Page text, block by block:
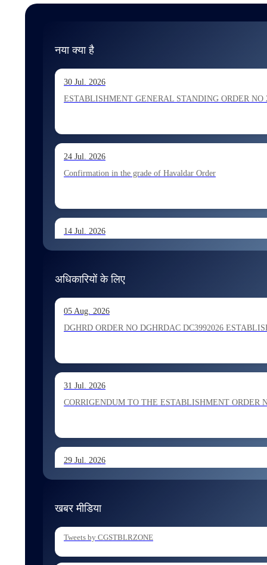
नया क्या है
30 Jul. 2026
ESTABLISHMENT GENERAL STANDING ORDER NO
24 Jul. 2026
Confirmation in the grade of Havaldar Order
14 Jul. 2026
13 Jul. 2026
Allocation of Inspector recommended for appointment by
13 Jul. 2026
Allocation of Executive Assistant recommended for
अधिकारियों के लिए
05 Aug. 2026
DGHRD ORDER NO DGHRDAC DC3992026
31 Jul. 2026
CORRIGENDUM TO THE ESTABLISHMENT ORDER
29 Jul. 2026
29 Jul. 2026
खबर मीडिया
Tweets by CGSTBLRZONE